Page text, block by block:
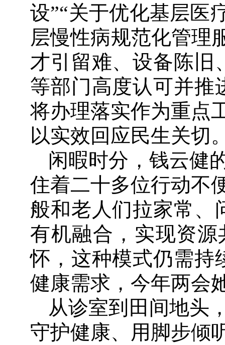
设”“关于优化基层医
层慢性病规范化管理
才引留难、设备陈旧
等部门高度认可并推
将办理落实作为重点
以实效回应民生关切
闲暇时分，钱云健
住着二十多位行动不
般和老人们拉家常、
有机融合，实现资
怀，这种模式仍需持
健康需求，今年两会
从诊室到田间地头
守护健康、用脚步倾